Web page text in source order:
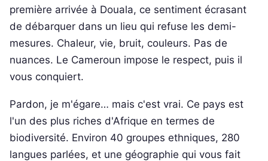
première arrivée à Douala, ce sentiment écrasant
de débarquer dans un lieu qui refuse les demi-
mesures. Chaleur, vie, bruit, couleurs. Pas de
nuances. Le Cameroun impose le respect, puis il
vous conquiert.
Pardon, je m'égare… mais c'est vrai. Ce pays est
l'un des plus riches d'Afrique en termes de
biodiversité. Environ 40 groupes ethniques, 280
langues parlées, et une géographie qui vous fait